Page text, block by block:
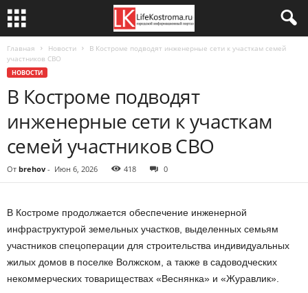
Главная Новости
В Костроме подводят инженерные сети к участкам семей
участников СВО
НОВОСТИ
В Костроме подводят
инженерные сети к участкам
семей участников СВО
От brehov - Июн 6, 2026 418 0
В Костроме продолжается обеспечение инженерной
инфраструктурой земельных участков, выделенных семьям
участников спецоперации для строительства индивидуальных
жилых домов в поселке Волжском, а также в садоводческих
некоммерческих товариществах «Веснянка» и «Журавлик».